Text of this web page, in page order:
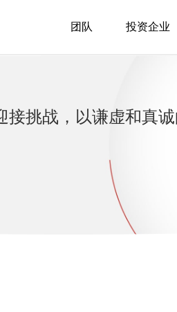
团队 投资企业
挑战，以谦虚和真